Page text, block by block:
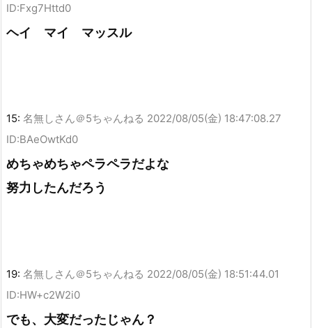
ID:Fxg7Httd0
ヘイ マイ マッスル
15: 名無しさん＠5ちゃんねる 2022/08/05(金) 18:47:08.27
ID:BAeOwtKd0
めちゃめちゃペラペラだよな
努力したんだろう
19: 名無しさん＠5ちゃんねる 2022/08/05(金) 18:51:44.01
ID:HW+c2W2i0
でも、大変だったじゃん？